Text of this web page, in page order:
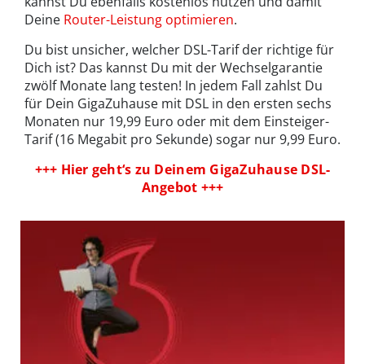
Deine Router-Leistung optimieren.
Du bist unsicher, welcher DSL-Tarif der richtige für
Dich ist? Das kannst Du mit der Wechselgarantie
zwölf Monate lang testen! In jedem Fall zahlst Du
für Dein GigaZuhause mit DSL in den ersten sechs
Monaten nur 19,99 Euro oder mit dem Einsteiger-
Tarif (16 Megabit pro Sekunde) sogar nur 9,99 Euro.
+++ Hier geht‘s zu Deinem GigaZuhause DSL-
Angebot +++